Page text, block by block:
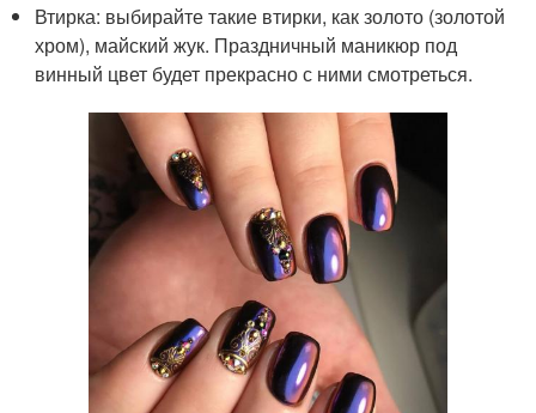
Втирка: выбирайте такие втирки, как золото (золотой
хром), майский жук. Праздничный маникюр под
винный цвет будет прекрасно с ними смотреться.